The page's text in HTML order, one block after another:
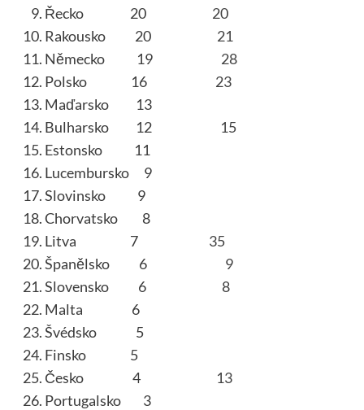
Řecko 20 20
Rakousko 20 21
Německo 19 28
Polsko 16 23
Maďarsko 13
Bulharsko 12
15
Estonsko 11
Lucembursko 9
Slovinsko 9
Chorvatsko 8
Litva 7 35
Španělsko 6 9
Slovensko 6 8
Malta 6
Švédsko 5
Finsko 5
Česko 4
13
Portugalsko 3